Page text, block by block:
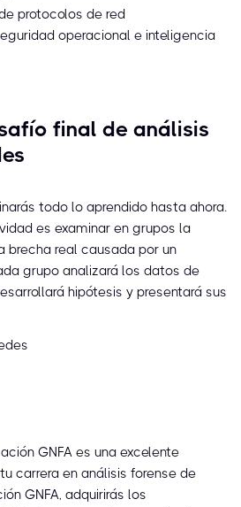
protocolos de red
operacional e inteligencia
final de análisis
todo lo aprendido hasta ahora.
es examinar en grupos la
brecha real causada por un
grupo analizará los datos de
hipótesis y presentará sus
GNFA es una excelente
carrera en análisis forense de
GNFA, adquirirás los